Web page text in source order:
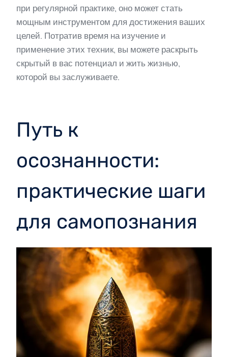
при регулярной практике, оно может стать
мощным инструментом для достижения ваших
целей. Потратив время на изучение и
применение этих техник, вы можете раскрыть
скрытый в вас потенциал и жить жизнью,
которой вы заслуживаете.
Путь к
осознанности:
практические шаги
для самопознания